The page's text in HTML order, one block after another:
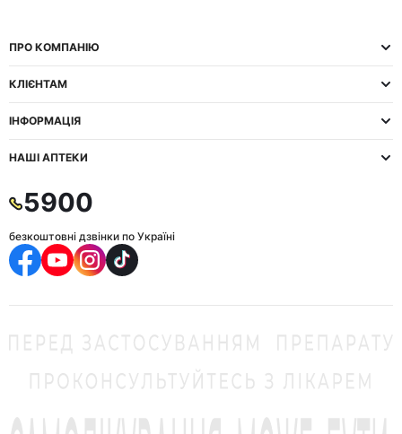
ПРО КОМПАНІЮ
КЛІЄНТАМ
ІНФОРМАЦІЯ
НАШІ АПТЕКИ
5900
безкоштовні дзвінки по Україні